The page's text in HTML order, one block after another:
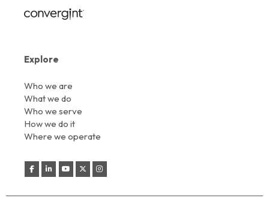
Explore
Who we are
What we do
Who we serve
How we do it
Where we operate